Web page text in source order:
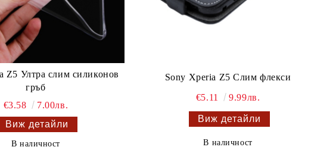
Z5 Ултра слим силиконов
гръб
€3.58
7.00лв.
Виж детайли
В наличност
Sony Xperia Z5 Слим флекси
€5.11 9.99лв.
Виж детайли
В наличност